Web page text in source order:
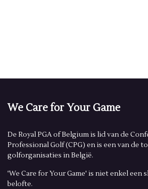
We Care for Your Game
De Royal PGA of Belgium is lid van de
Professional Golf (CPG) en is een van de
golforganisaties in België.
'We Care for Your Game' is niet enkel een
belofte.